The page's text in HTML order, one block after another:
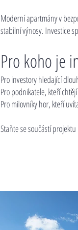
Moderní apartmány v
stabilní výnosy. Investice
Pro koho je
Pro investory hledající
Pro podnikatele, kteří
Pro milovníky hor, kteří
Staňte se součástí